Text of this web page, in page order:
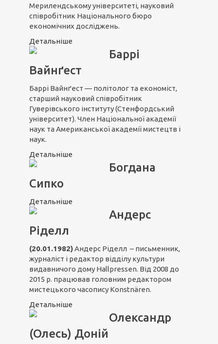
Мерилендському університеті, науковий
співробітник Національного бюро
економічних досліджень.
Детальніше
Баррі
Вайнґест
Баррі Вайнґест — політолог та економіст,
старший науковий співробітник
Гуверівського інституту (Стенфордський
університет). Член Національної академії
наук та Американської академії мистецтв і
наук.
Детальніше
Богдана
Сипко
Детальніше
Андерс
Ріделл
(20.01.1982)Андерс Ріделл – письменник,
журналіст і редактор відділу культури
видавничого дому Hallpressen. Від 2008 до
2015 р. працював головним редактором
мистецького часопису Konstnären.
Детальніше
Олександр
(Олесь) Доній